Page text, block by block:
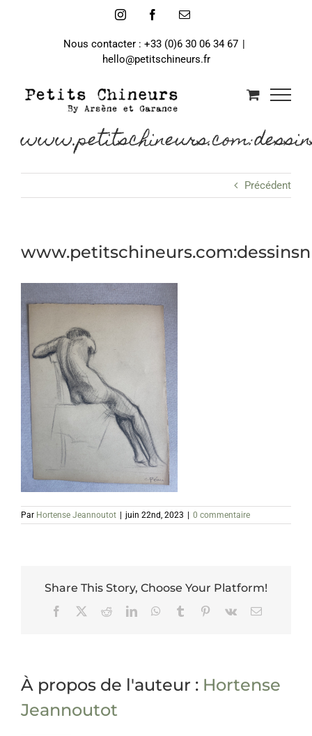
InstagramFacebookEmail
Nous contacter : +33 (0)6 30 06 34 67 |
hello@petitschineurs.fr
Précédent
Par Hortense Jeannoutot juin 22nd, 2023 0 commentaire
Share This Story, Choose Your Platform!
Facebook RedditLinkedInWhatsApp
Tumblr Pinterest
Vk Email
À propos de l'auteur : Hortense
Jeannoutot